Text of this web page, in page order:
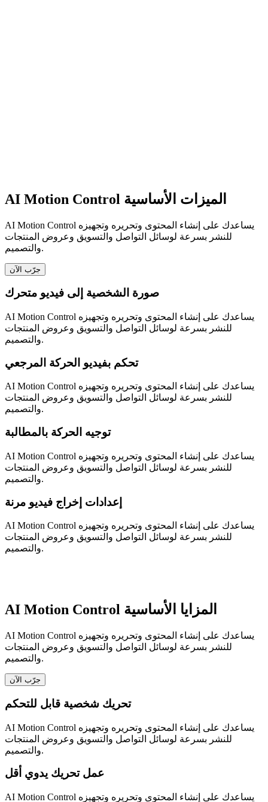
AI Motion Control الميزات الأساسية
AI Motion Control يساعدك على إنشاء المحتوى وتحريره وتجهيزه
للنشر بسرعة لوسائل التواصل والتسويق وعروض المنتجات
والتصميم.
جرّب الآن
صورة الشخصية إلى فيديو متحرك
AI Motion Control يساعدك على إنشاء المحتوى وتحريره وتجهيزه
للنشر بسرعة لوسائل التواصل والتسويق وعروض المنتجات
والتصميم.
تحكم بفيديو الحركة المرجعي
AI Motion Control يساعدك على إنشاء المحتوى وتحريره وتجهيزه
للنشر بسرعة لوسائل التواصل والتسويق وعروض المنتجات
والتصميم.
توجيه الحركة بالمطالبة
AI Motion Control يساعدك على إنشاء المحتوى وتحريره وتجهيزه
للنشر بسرعة لوسائل التواصل والتسويق وعروض المنتجات
والتصميم.
إعدادات إخراج فيديو مرنة
AI Motion Control يساعدك على إنشاء المحتوى وتحريره وتجهيزه
للنشر بسرعة لوسائل التواصل والتسويق وعروض المنتجات
والتصميم.
AI Motion Control المزايا الأساسية
AI Motion Control يساعدك على إنشاء المحتوى وتحريره وتجهيزه
للنشر بسرعة لوسائل التواصل والتسويق وعروض المنتجات
والتصميم.
جرّب الآن
تحريك شخصية قابل للتحكم
AI Motion Control يساعدك على إنشاء المحتوى وتحريره وتجهيزه
للنشر بسرعة لوسائل التواصل والتسويق وعروض المنتجات
والتصميم.
عمل تحريك يدوي أقل
AI Motion Control يساعدك على إنشاء المحتوى وتحريره وتجهيزه